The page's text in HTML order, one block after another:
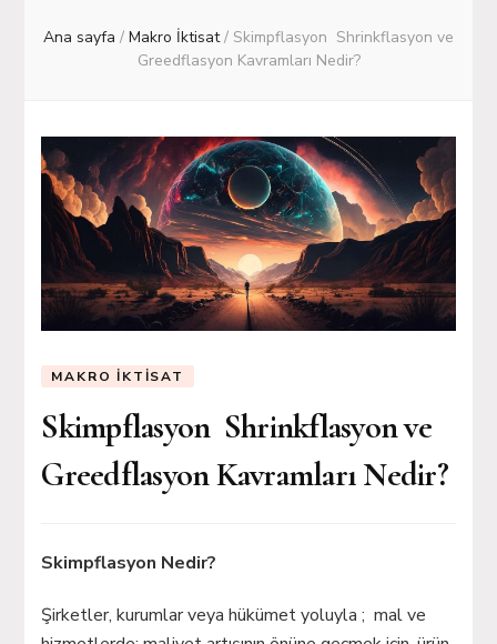
Ana sayfa / Makro İktisat/ Skimpflasyon Shrinkflasyon ve
Greedflasyon Kavramları Nedir?
MAKRO İKTISAT
Skimpflasyon Shrinkflasyon ve
Greedflasyon Kavramları Nedir?
Skimpflasyon Nedir?
Şirketler, kurumlar veya hükümet yoluyla ; mal ve